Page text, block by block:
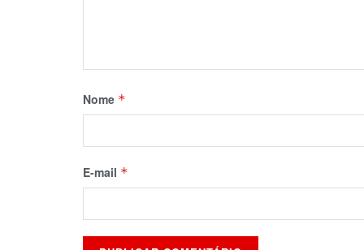
Nome *
E-mail *